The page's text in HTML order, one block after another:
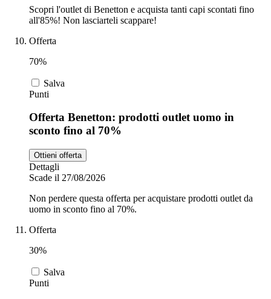
Scopri l'outlet di Benetton e acquista tanti capi scontati fino
all'85%! Non lasciarteli scappare!
Offerta
70%
Salva
Punti
Offerta Benetton: prodotti outlet uomo in
sconto fino al 70%
Ottieni offerta
Dettagli
Scade il 27/08/2026
Non perdere questa offerta per acquistare prodotti outlet da
uomo in sconto fino al 70%.
Offerta
30%
Salva
Punti